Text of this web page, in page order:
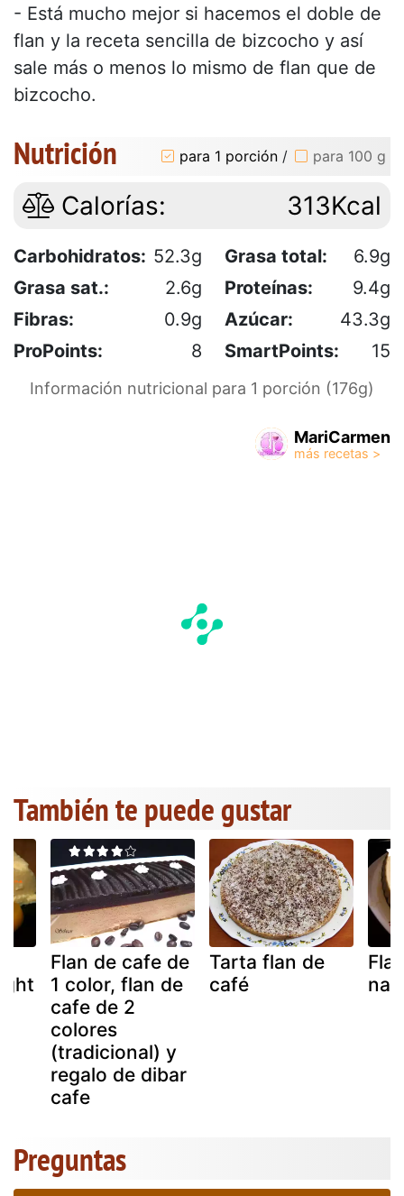
- Está mucho mejor si hacemos el doble de
flan y la receta sencilla de bizcocho y así
sale más o menos lo mismo de flan que de
bizcocho.
Nutrición para 1 porción / para 100 g
Calorías: 313Kcal
Carbohidratos: 52.3g Grasa total:
6.9g
Grasa sat.:
2.6g Proteínas:
9.4g
Fibras:
0.9g Azúcar:
43.3g
ProPoints:
8 SmartPoints: 15
Información nutricional para 1 porción (176g)
MariCarmen
También te puede gustar
Flan de cafe de
1 color, flan de
cafe de 2
colores
(tradicional) y
regalo de dibar
cafe
Tarta flan de
café
Preguntas